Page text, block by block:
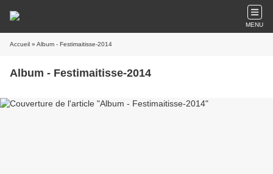
MENU
Accueil » Album - Festimaitisse-2014
Album - Festimaitisse-2014